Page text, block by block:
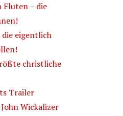
Fluten – die
die eigentlich
christliche
Trailer
Wickalizer